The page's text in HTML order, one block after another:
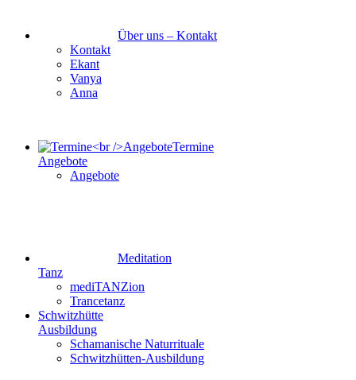
Über uns – Kontakt
Kontakt
Ekant
Vanya
Anna
Termine
Angebote
Meditation
Tanz
Schwitzhütte
Ausbildung
Schamanische Naturrituale
Schwitzhütten-Ausbildung